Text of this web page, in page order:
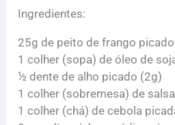
Ingredientes:
25g de peito de frango
1 colher (sopa) de óleo de
½ dente de alho picado (2g)
1 colher (sobremesa) de
1 colher (chá) de cebola